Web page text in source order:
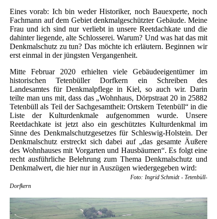
Eines vorab: Ich bin weder Historiker, noch Bauexperte, noch
Fachmann auf dem Gebiet denkmalgeschützter Gebäude. Meine
Frau und ich sind nur verliebt in unsere Reetdachkate und die
dahinter liegende, alte Schlosserei. Warum? Und was hat das mit
Denkmalschutz zu tun? Das möchte ich erläutern. Beginnen wir
erst einmal in der jüngsten Vergangenheit.
Mitte Februar 2020 erhielten viele Gebäudeeigentümer im
historischen Tetenbüller Dorfkern ein Schreiben des
Landesamtes für Denkmalpflege in Kiel, so auch wir. Darin
teilte man uns mit, dass das „Wohnhaus, Dörpstraat 20 in 25882
Tetenbüll als Teil der Sachgesamtheit: Ortskern Tetenbüll“ in die
Liste der Kulturdenkmale aufgenommen wurde. Unsere
Reetdachkate ist jetzt also ein geschütztes Kulturdenkmal im
Sinne des Denkmalschutzgesetzes für Schleswig-Holstein. Der
Denkmalschutz erstreckt sich dabei auf „das gesamte Äußere
des Wohnhauses mit Vorgarten und Hausbäumen“. Es folgt eine
recht ausführliche Belehrung zum Thema Denkmalschutz und
Denkmalwert, die hier nur in Auszügen wiedergegeben wird:
Foto: Ingrid Schmidt - Tetenbüll-
Dorfkern